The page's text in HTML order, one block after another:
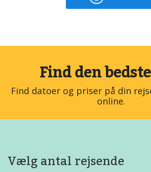
Find den
Find datoer og priser på din
online.
Vælg antal rejsende